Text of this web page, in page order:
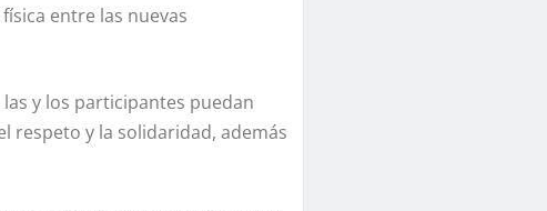
entre las nuevas
y los participantes puedan
respeto y la solidaridad, además